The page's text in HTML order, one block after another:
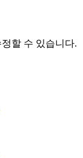
할 수 있습니다.